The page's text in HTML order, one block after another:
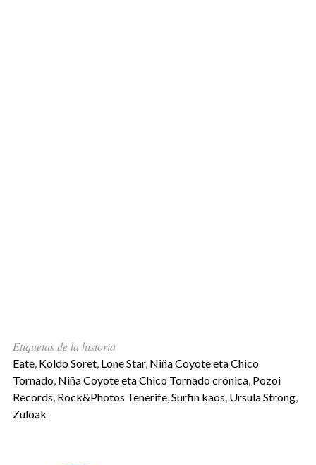
Etiquetas de la historia
Eate, Koldo Soret, Lone Star, Niña Coyote eta Chico
Tornado, Niña Coyote eta Chico Tornado crónica, Pozoi
Records, Rock&Photos Tenerife,Surfin kaos, Ursula Strong,
Zuloak